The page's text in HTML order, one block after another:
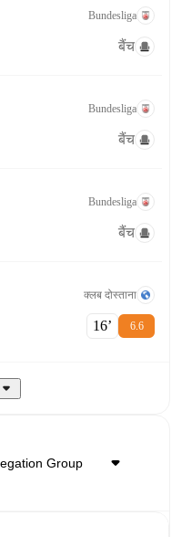
Bundesliga
बैंच
Bundesliga
बैंच
Bundesliga
बैंच
क्लब दोस्ताना
16‎’‎ 6.6